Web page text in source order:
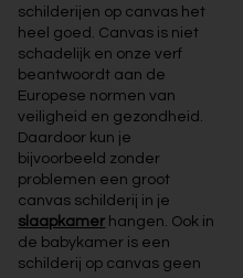
schilderijen op canvas het
heel goed. Canvas is niet
schadelijk en onze verf
beantwoordt aan de
Europese normen van
veiligheid en gezondheid.
Daardoor kun je
bijvoorbeeld zonder
problemen een groot
canvas schilderij in je
slaapkamer hangen. Ook in
de babykamer is een
schilderij op canvas geen